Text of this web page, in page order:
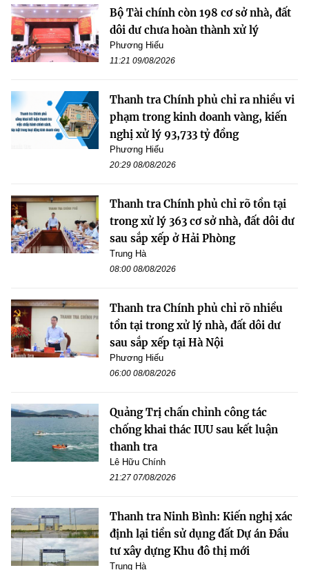
Bộ Tài chính còn 198 cơ sở nhà, đất
dôi dư chưa hoàn thành xử lý
Phương Hiếu
11:21 09/08/2026
Thanh tra Chính phủ chỉ ra nhiều vi
phạm trong kinh doanh vàng, kiến
nghị xử lý 93,733 tỷ đồng
Phương Hiếu
20:29 08/08/2026
Thanh tra Chính phủ chỉ rõ tồn tại
trong xử lý 363 cơ sở nhà, đất dôi dư
sau sắp xếp ở Hải Phòng
Trung Hà
08:00 08/08/2026
Thanh tra Chính phủ chỉ rõ nhiều
tồn tại trong xử lý nhà, đất dôi dư
sau sắp xếp tại Hà Nội
Phương Hiếu
06:00 08/08/2026
Quảng Trị chấn chỉnh công tác
chống khai thác IUU sau kết luận
thanh tra
Lê Hữu Chính
21:27 07/08/2026
Thanh tra Ninh Bình: Kiến nghị xác
định lại tiền sử dụng đất Dự án Đầu
tư xây dựng Khu đô thị mới
Trung Hà